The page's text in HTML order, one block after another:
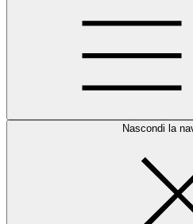
Nascondi la